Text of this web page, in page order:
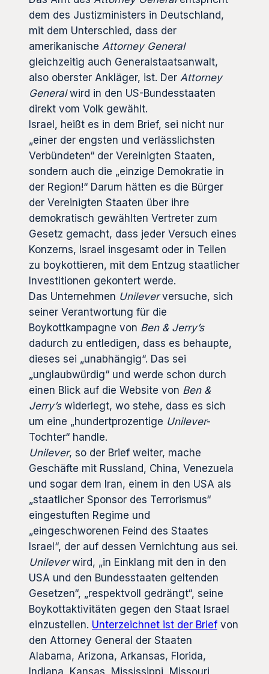
dem des Justizministers in Deutschland,
mit dem Unterschied, dass der
amerikanische Attorney General
gleichzeitig auch Generalstaatsanwalt,
also oberster Ankläger, ist. Der Attorney
Generalwird in den US-Bundesstaaten
direkt vom Volk gewählt.
Israel, heißt es in dem Brief, sei nicht nur
„einer der engsten und verlässlichsten
Verbündeten“ der Vereinigten Staaten,
sondern auch die „einzige Demokratie in
der Region!“ Darum hätten es die Bürger
der Vereinigten Staaten über ihre
demokratisch gewählten Vertreter zum
Gesetz gemacht, dass jeder Versuch eines
Konzerns, Israel insgesamt oder in Teilen
zu boykottieren, mit dem Entzug staatlicher
Investitionen gekontert werde.
Das Unternehmen Unileverversuche, sich
seiner Verantwortung für die
Boykottkampagne von Ben & Jerry’s
dadurch zu entledigen, dass es behaupte,
dieses sei „unabhängig“. Das sei
„unglaubwürdig“ und werde schon durch
einen Blick auf die Website von Ben &
Jerry’swiderlegt, wo stehe, dass es sich
um eine „hundertprozentige Unilever-
Tochter“ handle.
Unilever, so der Brief weiter, mache
Geschäfte mit Russland, China, Venezuela
und sogar dem Iran, einem in den USA als
„staatlicher Sponsor des Terrorismus“
eingestuften Regime und
„eingeschworenen Feind des Staates
Israel“, der auf dessen Vernichtung aus sei.
Unileverwird, „in Einklang mit den in den
USA und den Bundesstaaten geltenden
Gesetzen“, „respektvoll gedrängt“, seine
Boykottaktivitäten gegen den Staat Israel
einzustellen. Unterzeichnet ist der Brief von
den Attorney General der Staaten
Alabama, Arizona, Arkansas, Florida,
Indiana, Kansas, Mississippi, Missouri,